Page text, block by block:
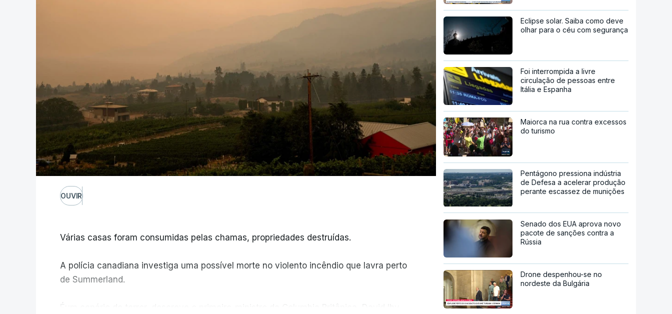
OUVIR
Várias casas foram consumidas pelas chamas, propriedades destruídas.
A polícia canadiana investiga uma possível morte no violento incêndio que lavra perto
de Summerland.
Eclipse solar. Saiba como deve
olhar para o céu com segurança
Foi interrompida a livre
circulação de pessoas entre
Itália e Espanha
Maiorca na rua contra excessos
do turismo
Pentágono pressiona indústria
de Defesa a acelerar produção
perante escassez de munições
Senado dos EUA aprova novo
pacote de sanções contra a
Rússia
Drone despenhou-se no
nordeste da Bulgária